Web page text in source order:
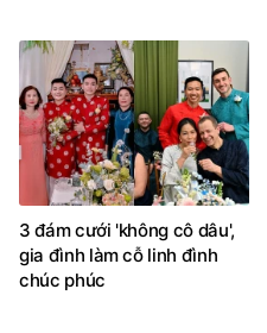
3 đám cưới 'không cô dâu',
gia đình làm cỗ linh đình
chúc phúc